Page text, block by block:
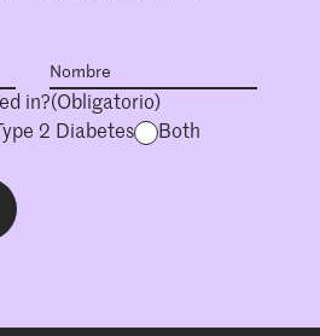
in?(Obligatorio)
Type 2 Diabetes Both